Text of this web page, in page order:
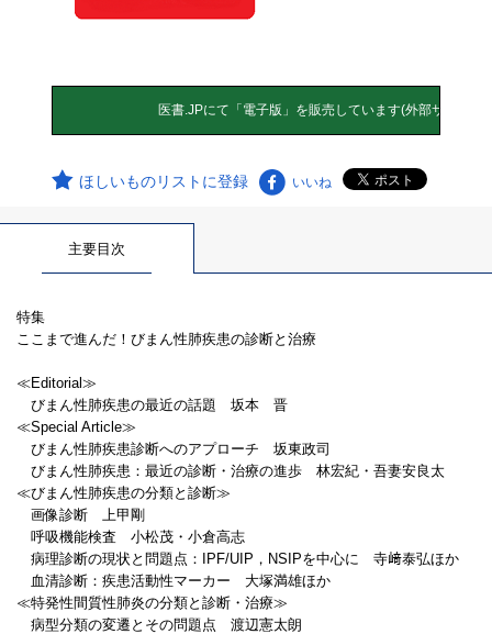
ほしいものリストに登録 いいね
主要目次
特集
ここまで進んだ！びまん性肺疾患の診断と治療
≪Editorial≫
びまん性肺疾患の最近の話題 坂本 晋
≪Special Article≫
びまん性肺疾患診断へのアプローチ 坂東政司
びまん性肺疾患：最近の診断・治療の進歩 林宏紀・吾妻安良太
≪びまん性肺疾患の分類と診断≫
画像診断 上甲剛
呼吸機能検査 小松茂・小倉高志
病理診断の現状と問題点：IPF/UIP，NSIPを中心に 寺﨑泰弘ほか
血清診断：疾患活動性マーカー 大塚満雄ほか
≪特発性間質性肺炎の分類と診断・治療≫
病型分類の変遷とその問題点 渡辺憲太朗